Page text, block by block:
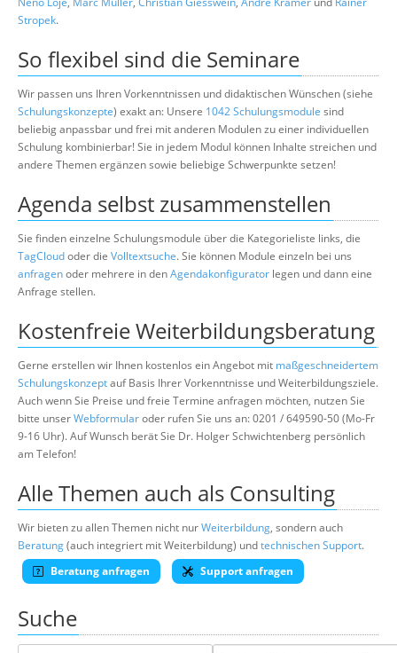
Stropek.
So flexibel sind die Seminare
Wir passen uns Ihren Vorkenntnissen und didaktischen Wünschen (siehe
Schulungskonzepte) exakt an: Unsere 1042 Schulungsmodule sind
beliebig anpassbar und frei mit anderen Modulen zu einer individuellen
Schulung kombinierbar! Sie in jedem Modul können Inhalte streichen und
andere Themen ergänzen sowie beliebige Schwerpunkte setzen!
Agenda selbst zusammenstellen
Sie finden einzelne Schulungsmodule über die Kategorieliste links, die
TagCloudoder die Volltextsuche. Sie können Module einzeln bei uns
anfragenoder mehrere in denAgendakonfigurator legen und dann eine
Anfrage stellen.
Kostenfreie Weiterbildungsberatung
Gerne erstellen wir Ihnen kostenlos ein Angebot mit maßgeschneidertem
Schulungskonzeptauf Basis Ihrer Vorkenntnisse und Weiterbildungsziele.
Auch wenn Sie Preise und freie Termine anfragen möchten, nutzen Sie
bitte unserWebformularoder rufen Sie uns an: 0201 / 649590-50 (Mo-Fr
9-16 Uhr). Auf Wunsch berät Sie Dr. Holger Schwichtenberg persönlich
am Telefon!
Alle Themen auch als Consulting
Wir bieten zu allen Themen nicht nurWeiterbildung, sondern auch
Beratung(auch integriert mit Weiterbildung) undtechnischen Support.
Beratung anfragen
Support anfragen
Suche